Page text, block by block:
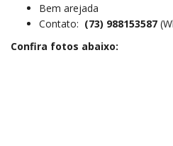
Bem arejada
Contato: (73) 988153587
Confira fotos abaixo: